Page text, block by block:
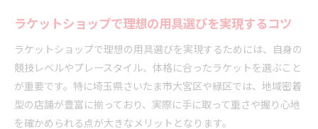
口コミや評判で選ぶラケットショップの魅力
ラケットショップのガイドライン徹底分析
ラケットショップで理想の用具選びを実現するコツ
ラケットショップで理想の用具選びを実現するためには、自身の
競技レベルやプレースタイル、体格に合ったラケットを選ぶこと
が重要です。特に埼玉県さいたま市大宮区や緑区では、地域密着
型の店舗が豊富に揃っており、実際に手に取って重さや握り心地
を確かめられる点が大きなメリットとなります。